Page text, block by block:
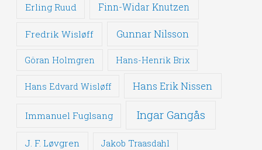
Erling Ruud Finn-Widar Knutzen
Fredrik Wisløff Gunnar Nilsson
Göran Holmgren Hans-Henrik Brix
Hans Edvard Wisløff Hans Erik Nissen
Immanuel Fuglsang Ingar Gangås
J. F. Løvgren Jakob Traasdahl